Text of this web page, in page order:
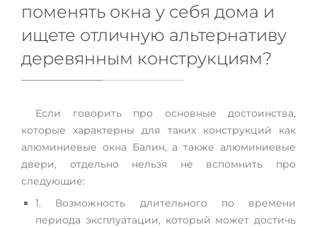
поменять окна у себя дома и
ищете отличную альтернативу
деревянным конструкциям?
Если говорить про основные достоинства,
которые характерны для таких конструкций как
алюминиевые окна Балин, а также алюминиевые
двери, отдельно нельзя не вспомнить про
следующие:
1. Возможность длительного по времени
периода эксплуатации, который может достичь